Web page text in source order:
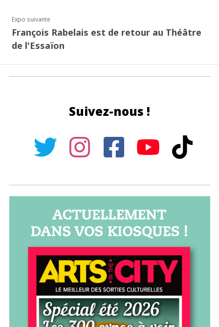
Expo suivante
François Rabelais est de retour au Théâtre
de l'Essaïon
Suivez-nous !